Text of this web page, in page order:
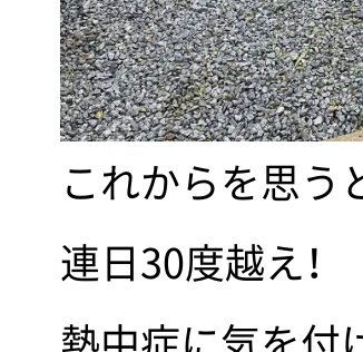
これからを思う
連日30度越え！